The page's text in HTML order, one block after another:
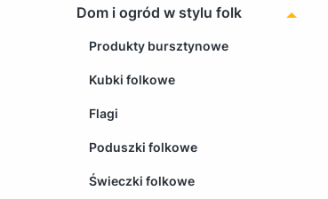
Dom i ogród w stylu folk
Produkty bursztynowe
Kubki folkowe
Flagi
Poduszki folkowe
Świeczki folkowe